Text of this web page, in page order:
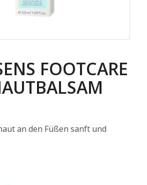
FOOTCARE
an den Füßen sanft und